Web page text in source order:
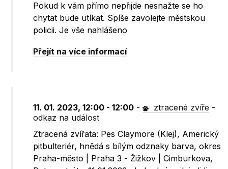
Pokud k vám přímo nepřijde nesnažte se ho
chytat bude utíkat. Spíše zavolejte městskou
policii. Je vše nahlášeno
Přejít na více informací
11. 01. 2023, 12:00 - 12:00 - ztracené zvíře -
odkaz na událost
Ztracená zvířata: Pes Claymore (Klej), Americký
pitbulteriér, hnědá s bílým odznaky barva, okres
Praha-město | Praha 3 - Žižkov | Cimburkova,